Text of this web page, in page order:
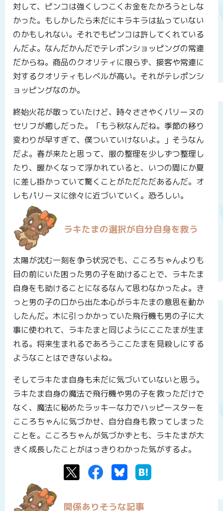
対して、ピンコは強くしつこくお金をたかろうとしな
かった。もしかしたら未だにキラキラは払っていない
のかもしれない。それでもピンコは許してくれている
んだよ。なんだかんだでテレポンショッピングの常連
だからね。商品のクオリティに限らず、接客や常連に
対するクオリティもレベルが高い。それがテレポンシ
ョッピングなのか。
終始火花が散っていたけど、時々ささやくパリーヌの
セリフが癒しだった。「もう秋なんだね。季節の移り
変わりが早すぎて、僕ついていけないよ。」そうなん
だよ。春が来たと思って、服の整理を少しずつ整理し
たり、暖かくなって浮かれていると、いつの間にか夏
に差し掛かっていて驚くことがただただあるんだ。オ
レもパリーヌに徐々に近づいていく。恐ろしい。
ラキたまの選択が自分自身を救う
太陽が沈む一刻を争う状況でも、こころちゃんよりも
目の前にいた困った男の子を助けることで、ラキたま
自身をも助けることになるなんて思わなかったよ。き
っと男の子の口から出た本心がラキたまの意思を動か
したんだ。木に引っかかっていた飛行機も男の子に大
事に使われて、ラキたまと同じようにここたまが生ま
れる。将来生まれるであろうここたまを見殺しにする
ようなことはできないよね。
そしてラキたま自身も未だに気づいていないと思う。
ラキたま自身の魔法で飛行機や男の子を救っただけで
なく、魔法に秘めたラッキーな力でハッピースターを
こころちゃんに気づかせ、自分自身も救ってしまった
ことを。こころちゃんが気づかずとも、ラキたまが大
きく成長したことがはっきりわかった気がするよ。
TwitterFacebookBluesky
関係ありそうな記事